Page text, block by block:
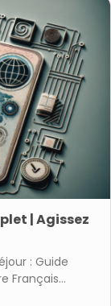
| Agissez
: Guide
Français…